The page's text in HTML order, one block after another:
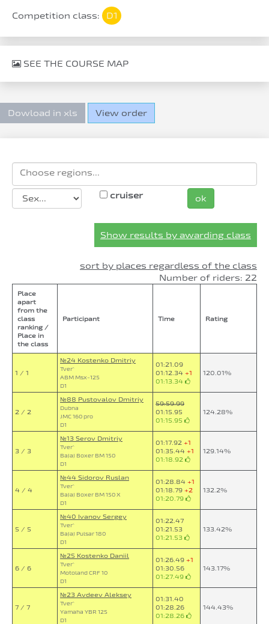
Competition class: D1
SEE THE COURSE MAP
Dowload in xls View order
cruiser ok
Show results by awarding class
sort by places regardless of the class
Number of riders: 22
Place
apart
from the
class
ranking /
Place in
the class
Participant Time Rating
1 / 1
№24 Kostenko Dmitriy
Tver`
ABM Msx-125
D1
01:21.09
01:12.34 +1
01:13.34
120.01%
2 / 2
№88 Pustovalov Dmitriy
Dubna
JMC 160 pro
D1
59:59.99
01:15.95
01:15.95
124.28%
3 / 3
№13 Serov Dmitriy
Tver`
Bajaj Boxer BM 150
D1
01:17.92 +1
01:35.44 +1
01:18.92
129.14%
4 / 4
№44 Sidorov Ruslan
Tver`
Bajaj Boxer BM 150 X
D1
01:28.84 +1
01:18.79 +2
01:20.79
132.2%
5 / 5
№40 Ivanov Sergey
Tver`
Bajaj Pulsar 180
D1
01:22.47
01:21.53
01:21.53
133.42%
6 / 6
№25 Kostenko Daniil
Tver`
Motoland CRF 10
D1
01:26.49 +1
01:30.56
01:27.49
143.17%
7 / 7
№23 Avdeev Aleksey
Tver`
Yamaha YBR 125
D1
01:31.40
01:28.26
01:28.26
144.43%